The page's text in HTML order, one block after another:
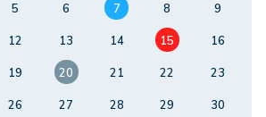
5 6 7 8
9
12 13 14 15
16
19 20 21 22
23
26 27 28 29
30